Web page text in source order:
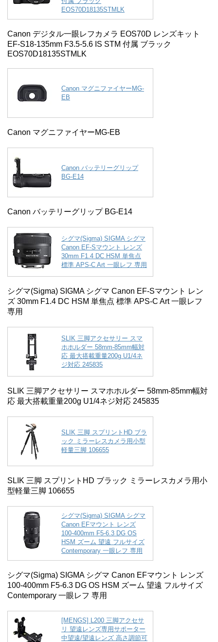
EOS70D18135STMLK
Canon デジタル一眼レフカメラ EOS70D レンズキット
EF-S18-135mm F3.5-5.6 IS STM 付属 ブラック
EOS70D18135STMLK
Canon マグニファイヤーMG-
EB
Canon マグニファイヤーMG-EB
Canon バッテリーグリップ
BG-E14
Canon バッテリーグリップ BG-E14
シグマ(Sigma) SIGMA シグマ
Canon EF-Sマウント レンズ
30mm F1.4 DC HSM 単焦点
標準 APS-C Art 一眼レフ 専用
シグマ(Sigma) SIGMA シグマ Canon EF-Sマウント レン
ズ 30mm F1.4 DC HSM 単焦点 標準 APS-C Art 一眼レフ
専用
SLIK 三脚アクセサリー スマ
ホホルダー 58mm-85mm幅対
応 最大搭載重量200g U1/4ネ
ジ対応 245835
SLIK 三脚アクセサリー スマホホルダー 58mm-85mm幅対
応 最大搭載重量200g U1/4ネジ対応 245835
SLIK 三脚 スプリントHD ブラ
ック ミラーレスカメラ用小型
軽量三脚 106655
SLIK 三脚 スプリントHD ブラック ミラーレスカメラ用小
型軽量三脚 106655
シグマ(Sigma) SIGMA シグマ
Canon EFマウント レンズ
100-400mm F5-6.3 DG OS
HSM ズーム 望遠 フルサイズ
Contemporary 一眼レフ 専用
シグマ(Sigma) SIGMA シグマ Canon EFマウント レンズ
100-400mm F5-6.3 DG OS HSM ズーム 望遠 フルサイズ
Contemporary 一眼レフ 専用
[MENGS] L200 三脚アクセサ
リ 望遠レンズ専用サポーター
中望遠/望遠レンズ 高さ調節可